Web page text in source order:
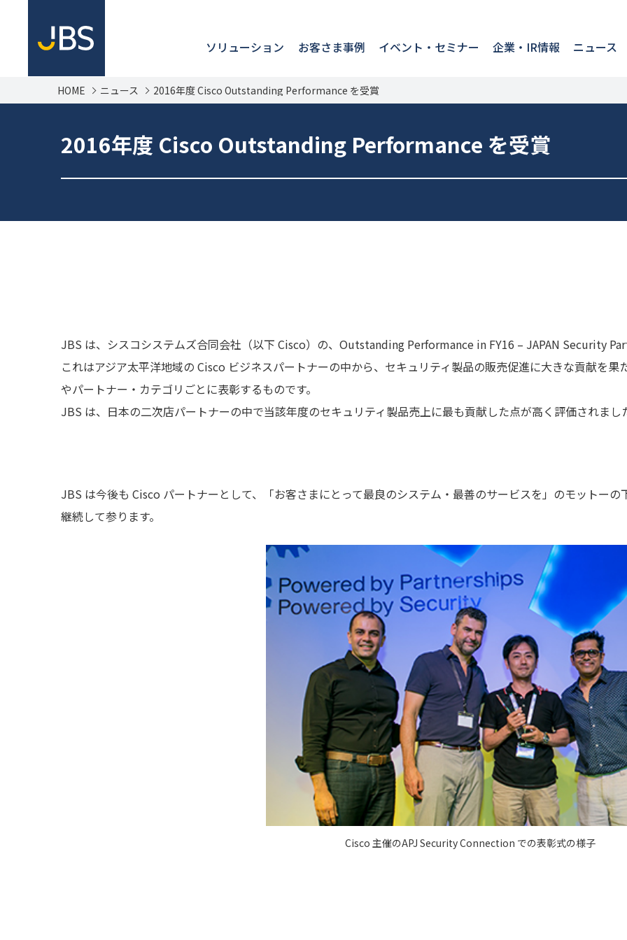
ソリューション お客さま事例 イベント・セミナー 企業・IR情報 ニュース
HOME ニュース 2016年度 Cisco Outstanding Performance を受賞
2016年度 Cisco Outstanding Performance を受賞
JBS は、シスコシステムズ合同会社（以下 Cisco）の、Outstanding Performance in FY16 – JAPAN Security
これはアジア太平洋地域の Cisco ビジネスパートナーの中から、セキュリティ製品の販売促進に大きな貢献を果
やパートナー・カテゴリごとに表彰するものです。
JBS は、日本の二次店パートナーの中で当該年度のセキュリティ製品売上に最も貢献した点が高く評価されまし
JBS は今後も Cisco パートナーとして、「お客さまにとって最良のシステム・最善のサービスを」のモットー
継続して参ります。
Cisco 主催のAPJ Security Connection での表彰式の様子